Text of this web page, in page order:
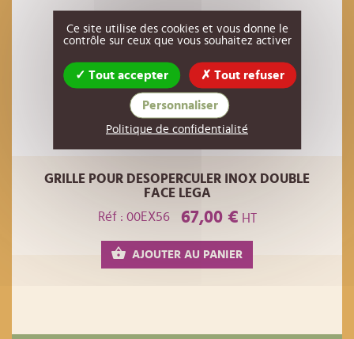
GRILLE POUR DESOPERCULER INOX DOUBLE
FACE LEGA
Réf : 00EX56
67,00 € HT
AJOUTER AU PANIER
Ce site utilise des cookies et vous donne le
contrôle sur ceux que vous souhaitez activer
Tout accepter Tout refuser
Personnaliser
Politique de confidentialité